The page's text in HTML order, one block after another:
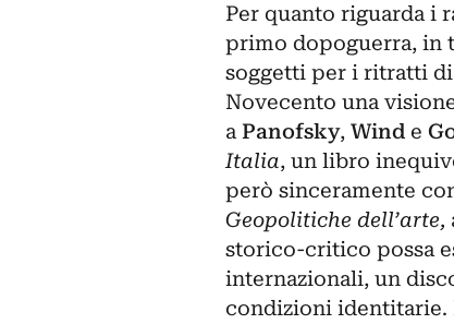
Per quanto riguarda i
primo dopoguerra, in
soggetti per i ritratti di
Novecento una
aPanofsky, Winde
Italia, un libro
però sinceramente
Geopolitiche dell’arte,
storico-critico possa
internazionali, un
condizioni identitarie.